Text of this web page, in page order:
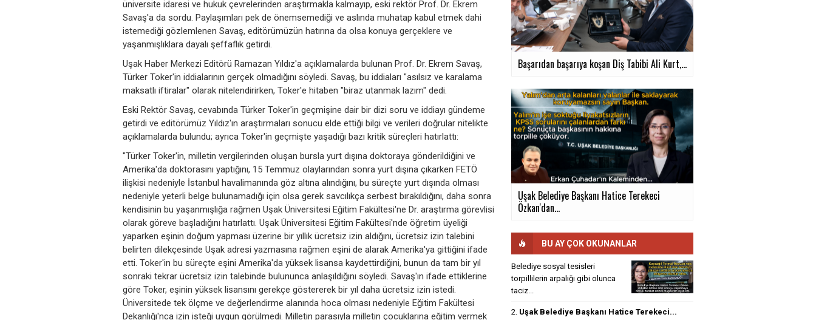
üniversite idaresi ve hukuk çevrelerinden araştırmakla kalmayıp, eski rektör Prof. Dr. Ekrem
Savaş'a da sordu. Paylaşımları pek de önemsemediği ve aslında muhatap kabul etmek dahi
istemediği gözlemlenen Savaş, editörümüzün hatırına da olsa konuya gerçeklere ve
yaşanmışlıklara dayalı şeffaflık getirdi.
Uşak Haber Merkezi Editörü Ramazan Yıldız'a açıklamalarda bulunan Prof. Dr. Ekrem Savaş,
Türker Toker'in iddialarının gerçek olmadığını söyledi. Savaş, bu iddiaları "asılsız ve karalama
maksatlı iftiralar" olarak nitelendirirken, Toker'e hitaben "biraz utanmak lazım" dedi.
Eski Rektör Savaş, cevabında Türker Toker'in geçmişine dair bir dizi soru ve iddiayı gündeme
getirdi ve editörümüz Yıldız'ın araştırmaları sonucu elde ettiği bilgi ve verileri doğrular nitelikte
açıklamalarda bulundu; ayrıca Toker'in geçmişte yaşadığı bazı kritik süreçleri hatırlattı:
"Türker Toker'in, milletin vergilerinden oluşan bursla yurt dışına doktoraya gönderildiğini ve
Amerika'da doktorasını yaptığını, 15 Temmuz olaylarından sonra yurt dışına çıkarken FETÖ
ilişkisi nedeniyle İstanbul havalimanında göz altına alındığını, bu süreçte yurt dışında olması
nedeniyle yeterli belge bulunamadığı için olsa gerek savcılıkça serbest bırakıldığını, daha sonra
kendisinin bu yaşanmışlığa rağmen Uşak Üniversitesi Eğitim Fakültesi'ne Dr. araştırma görevlisi
olarak göreve başladığını hatırlattı. Uşak Üniversitesi Eğitim Fakültesi'nde öğretim üyeliği
yaparken eşinin doğum yapması üzerine bir yıllık ücretsiz izin aldığını, ücretsiz izin talebini
belirten dilekçesinde Uşak adresi yazmasına rağmen eşini de alarak Amerika'ya gittiğini ifade
etti. Toker'in bu süreçte eşini Amerika'da yüksek lisansa kaydettirdiğini, bunun da tam bir yıl
sonraki tekrar ücretsiz izin talebinde bulununca anlaşıldığını söyledi. Savaş'ın ifade ettiklerine
göre Toker, eşinin yüksek lisansını gerekçe göstererek bir yıl daha ücretsiz izin istedi.
Üniversitede tek ölçme ve değerlendirme alanında hoca olması nedeniyle Eğitim Fakültesi
Dekanlığı'nca izin isteği uygun görülmedi. Milletin parasıyla milletin çocuklarına eğitim vermek
Başarıdan başarıya koşan Diş Tabibi Ali Kurt,...
Uşak Belediye Başkanı Hatice Terekeci
Özkan'dan...
BU AY ÇOK OKUNANLAR
Belediye sosyal tesisleri
torpillilerin arpalığı gibi olunca
taciz...
2. Uşak Belediye Başkanı Hatice Terekeci...